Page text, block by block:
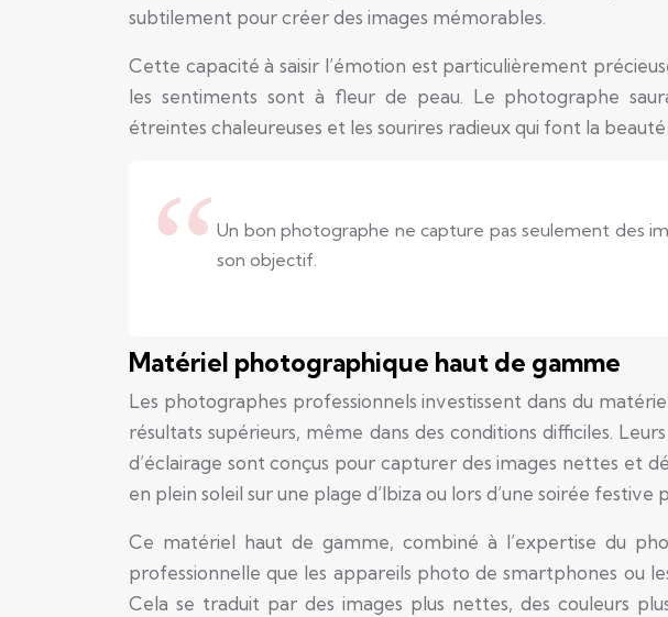
subtilement pour créer des images mémorables.
Cette capacité à saisir l’émotion est particulièrement
les sentiments sont à fleur de peau. Le photographe
étreintes chaleureuses et les sourires radieux qui font la
Un bon photographe ne capture pas seulement des
son objectif.
Matériel photographique haut de gamme
Les photographes professionnels investissent dans du
résultats supérieurs, même dans des conditions difficiles.
d’éclairage sont conçus pour capturer des images nettes et
en plein soleil sur une plage d’Ibiza ou lors d’une soirée festive
Ce matériel haut de gamme, combiné à l’expertise du
professionnelle que les appareils photo de smartphones ou
Cela se traduit par des images plus nettes, des couleurs